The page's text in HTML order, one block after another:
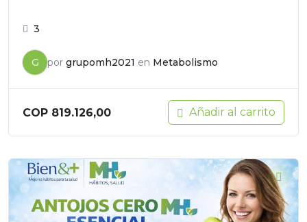
3
G por grupomh2021 en Metabolismo
COP 819.126,00 Añadir al carrito